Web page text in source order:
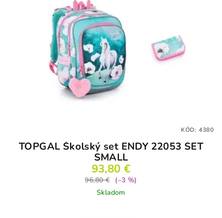
TOPGAL Školský set ENDY 22053 SET
SMALL
93,80 €
96,80 €
(–3 %)
Skladom
KÓD: 4380